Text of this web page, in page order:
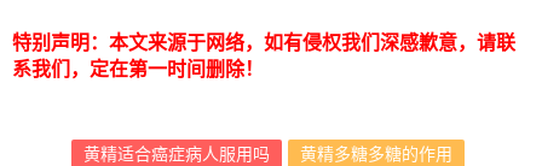
特别声明：本文来源于网络，如有侵权我们深感歉意，请联
系我们，定在第一时间删除！
黄精适合癌症病人服用吗
黄精多糖多糖的作用